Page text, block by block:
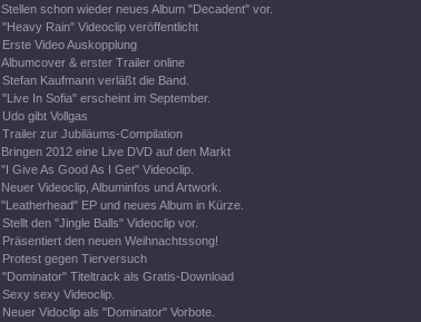
Stellen schon wieder neues Album "Decadent" vor.
"Heavy Rain" Videoclip veröffentlicht
Erste Video Auskopplung
Albumcover & erster Trailer online
Stefan Kaufmann verläßt die Band.
"Live In Sofia" erscheint im September.
Udo gibt Vollgas
Trailer zur Jubiläums-Compilation
Bringen 2012 eine Live DVD auf den Markt
"I Give As Good As I Get" Videoclip.
Neuer Videoclip, Albuminfos und Artwork.
"Leatherhead" EP und neues Album in Kürze.
Stellt den "Jingle Balls" Videoclip vor.
Präsentiert den neuen Weihnachtssong!
Protest gegen Tierversuch
"Dominator" Titeltrack als Gratis-Download
Sexy sexy Videoclip.
Neuer Vidoclip als "Dominator" Vorbote.